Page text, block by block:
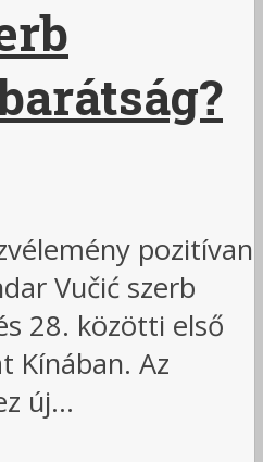
pozitívan
Vučić szerb
28. közötti első
Kínában. Az
új...